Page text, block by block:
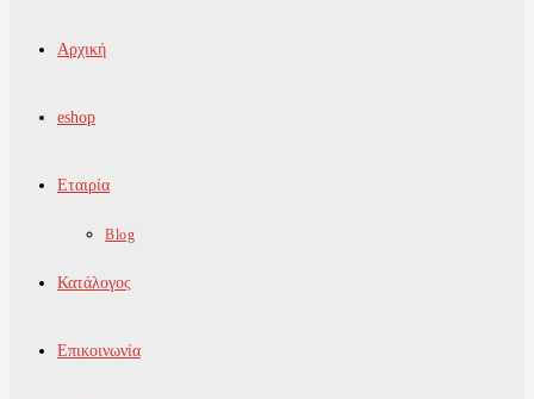
Αρχική
eshop
Εταιρία
Blog
Κατάλογος
Επικοινωνία